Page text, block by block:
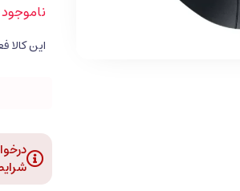
ناموجود